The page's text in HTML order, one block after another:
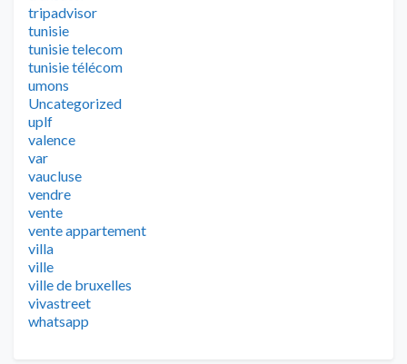
tripadvisor
tunisie
tunisie telecom
tunisie télécom
umons
Uncategorized
uplf
valence
var
vaucluse
vendre
vente
vente appartement
villa
ville
ville de bruxelles
vivastreet
whatsapp